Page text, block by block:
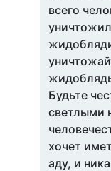
всего
Будьте
светлыми
хочет
аду, и